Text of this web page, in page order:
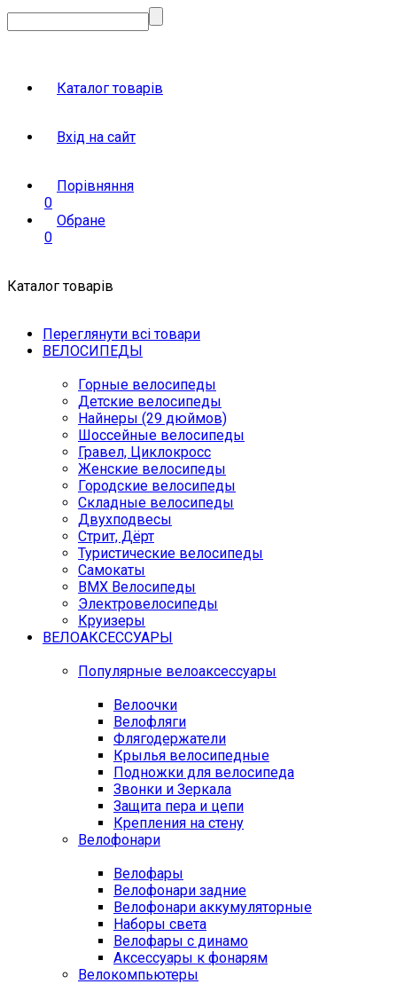
Каталог товарів
Вхід на сайт
Порівняння
0
Обране
0
Каталог товарів
Переглянути всі товари
ВЕЛОСИПЕДЫ
Горные велосипеды
Детские велосипеды
Найнеры (29 дюймов)
Шоссейные велосипеды
Гравел, Циклокросс
Женские велосипеды
Городcкие велосипеды
Складные велосипеды
Двухподвесы
Стрит, Дёрт
Туристические велосипеды
Самокаты
BMX Велосипеды
Электровелосипеды
Круизеры
ВЕЛОАКСЕССУАРЫ
Популярные велоаксессуары
Велоочки
Велофляги
Флягодержатели
Крылья велосипедные
Подножки для велосипеда
Звонки и Зеркала
Защита пера и цепи
Крепления на стену
Велофонари
Велофары
Велофонари задние
Велофонари аккумуляторные
Наборы света
Велофары с динамо
Аксессуары к фонарям
Велокомпьютеры